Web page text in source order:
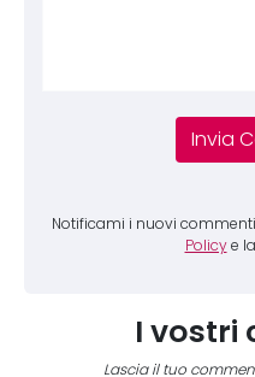
Notificami i nuovi
Policy e la
I vostri
Lascia il tuo